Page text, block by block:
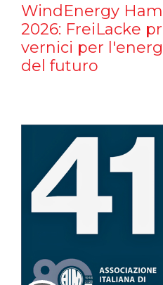
WindEnergy
2026: FreiLacke
vernici per
del futuro